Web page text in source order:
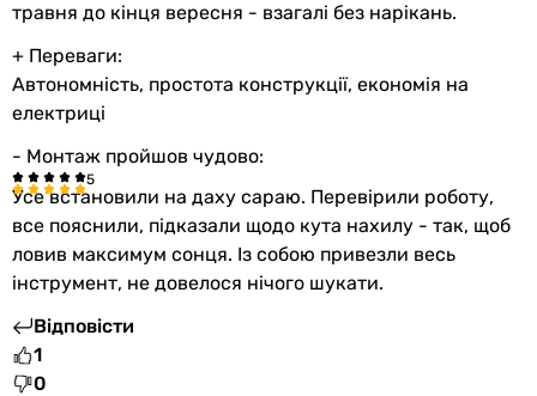
травня до кінця вересня - взагалі без нарікань.
+ Переваги:
Автономність, простота конструкції, економія на
електриці
- Монтаж пройшов чудово:
Усе встановили на даху сараю. Перевірили роботу,
все пояснили, підказали щодо кута нахилу - так, щоб
ловив максимум сонця. Із собою привезли весь
інструмент, не довелося нічого шукати.
Відповісти
1
0